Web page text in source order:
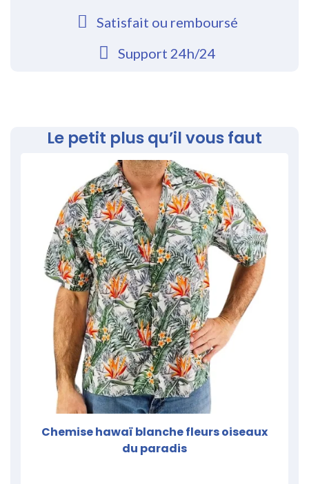
Satisfait ou remboursé
Support 24h/24
Le petit plus qu’il vous faut
Chemise hawaï blanche fleurs oiseaux
du paradis